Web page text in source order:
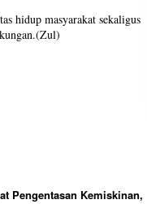
hidup masyarakat sekaligus
Pengentasan Kemiskinan,